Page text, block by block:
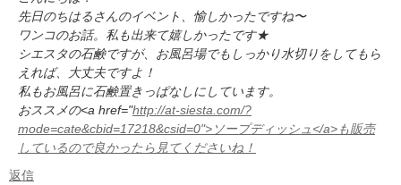
先日のちはるさんのイベント、愉しかったですね〜
ワンコのお話。私も出来て嬉しかったです★
シエスタの石鹸ですが、お風呂場でもしっかり水切りをしてもら
えれば、大丈夫ですよ！
私もお風呂に石鹸置きっぱなしにしています。
おススメの<a href="http://at-siesta.com/?
mode=cate&cbid=17218&csid=0">ソープディッシュ</a>も販売
しているので良かったら見てくださいね！
返信